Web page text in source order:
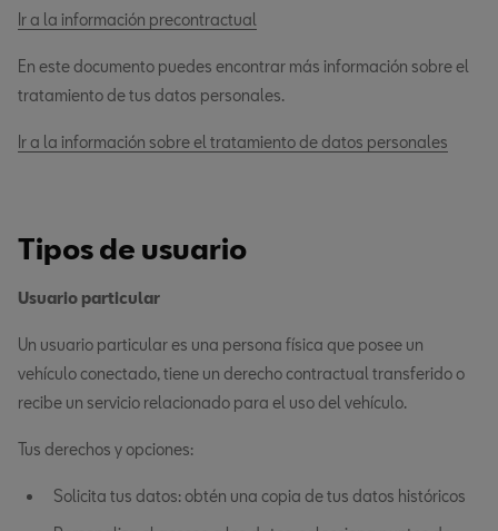
Ir a la información precontractual
En este documento puedes encontrar más información sobre el
tratamiento de tus datos personales.
Ir a la información sobre el tratamiento de datos personales
Tipos de usuario
Usuario particular
Un usuario particular es una persona física que posee un
vehículo conectado, tiene un derecho contractual transferido o
recibe un servicio relacionado para el uso del vehículo.
Tus derechos y opciones:
Solicita tus datos: obtén una copia de tus datos históricos